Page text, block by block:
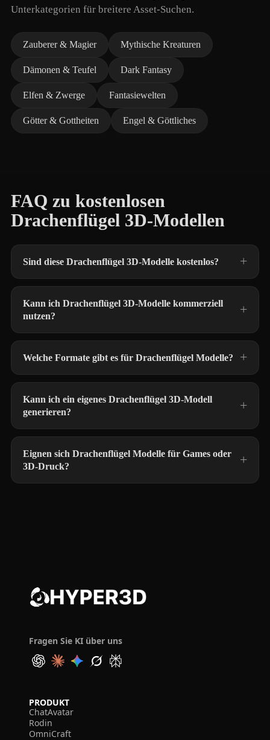
Unterkategorien für breitere Asset-Suchen.
Zauberer & Magier Mythische Kreaturen
Dämonen & Teufel Dark Fantasy
Elfen & Zwerge Fantasiewelten
Götter & Gottheiten Engel & Göttliches
FAQ zu kostenlosen
Drachenflügel 3D-Modellen
Sind diese Drachenflügel 3D-Modelle kostenlos?
Kann ich Drachenflügel 3D-Modelle kommerziell
nutzen?
Welche Formate gibt es für Drachenflügel Modelle?
Kann ich ein eigenes Drachenflügel 3D-Modell
generieren?
Eignen sich Drachenflügel Modelle für Games oder
3D-Druck?
Fragen Sie KI über uns
PRODUKT
ChatAvatar
Rodin
OmniCraft